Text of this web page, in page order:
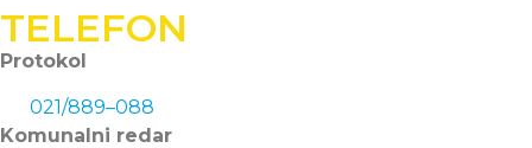
TELEFON
Protokol
021/889–088
Komunalni redar